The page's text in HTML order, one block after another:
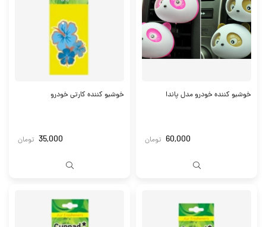
خوشبو کننده خودرو مدل پاندا
60,000 تومان
خوشبو کننده کارتی خودرو
35,000 تومان